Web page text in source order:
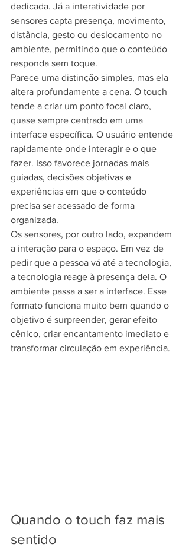
dedicada. Já a interatividade por
sensores capta presença, movimento,
distância, gesto ou deslocamento no
ambiente, permitindo que o conteúdo
responda sem toque.
Parece uma distinção simples, mas ela
altera profundamente a cena. O touch
tende a criar um ponto focal claro,
quase sempre centrado em uma
interface específica. O usuário entende
rapidamente onde interagir e o que
fazer. Isso favorece jornadas mais
guiadas, decisões objetivas e
experiências em que o conteúdo
precisa ser acessado de forma
organizada.
Os sensores, por outro lado, expandem
a interação para o espaço. Em vez de
pedir que a pessoa vá até a tecnologia,
a tecnologia reage à presença dela. O
ambiente passa a ser a interface. Esse
formato funciona muito bem quando o
objetivo é surpreender, gerar efeito
cênico, criar encantamento imediato e
transformar circulação em experiência.
Quando o touch faz mais
sentido